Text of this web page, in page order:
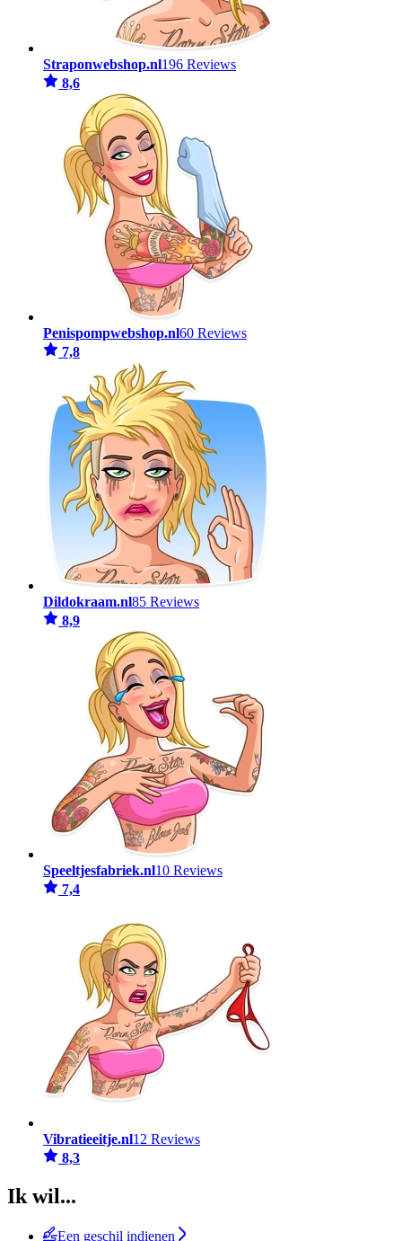
Straponwebshop.nl196 Reviews
8,6
Penispompwebshop.nl60 Reviews
7,8
Dildokraam.nl85 Reviews
8,9
Speeltjesfabriek.nl10 Reviews
7,4
Vibratieeitje.nl12 Reviews
8,3
Ik wil...
Een geschil indienen